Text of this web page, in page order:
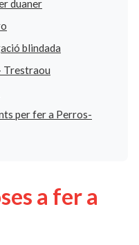
duaner
blindada
Trestraou
per fer a Perros-
a fer a